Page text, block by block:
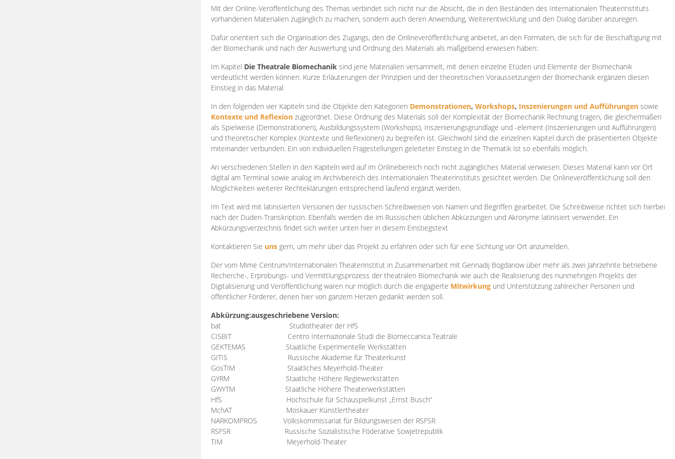
Mit der Online-Veröffentlichung des Themas verbindet sich nicht nur die Absicht, die in den Beständen des Internationalen Theaterinstituts
vorhandenen Materialien zugänglich zu machen, sondern auch deren Anwendung, Weiterentwicklung und den Dialog darüber anzuregen.
Dafür orientiert sich die Organisation des Zugangs, den die Onlineveröffentlichung anbietet, an den Formaten, die sich für die Beschäftigung mit
der Biomechanik und nach der Auswertung und Ordnung des Materials als maßgebend erwiesen haben:
Im Kapitel Die Theatrale Biomechanik sind jene Materialien versammelt, mit denen einzelne Etüden und Elemente der Biomechanik
verdeutlicht werden können. Kurze Erläuterungen der Prinzipien und der theoretischen Voraussetzungen der Biomechanik ergänzen diesen
Einstieg in das Material.
In den folgenden vier Kapiteln sind die Objekte den Kategorien Demonstrationen, Workshops, Inszenierungen und Aufführungen sowie
Kontexte und Reflexion zugeordnet. Diese Ordnung des Materials soll der Komplexität der Biomechanik Rechnung tragen, die gleichermaßen
als Spielweise (Demonstrationen), Ausbildungssystem (Workshops), Inszenierungsgrundlage und -element (Inszenierungen und Aufführungen)
und theoretischer Komplex (Kontexte und Reflexionen) zu begreifen ist. Gleichwohl sind die einzelnen Kapitel durch die präsentierten Objekte
miteinander verbunden. Ein von individuellen Fragestellungen geleiteter Einstieg in die Thematik ist so ebenfalls möglich.
An verschiedenen Stellen in den Kapiteln wird auf im Onlinebereich noch nicht zugängliches Material verwiesen. Dieses Material kann vor Ort
digital am Terminal sowie analog im Archivbereich des Internationalen Theaterinstituts gesichtet werden. Die Onlineveröffentlichung soll den
Möglichkeiten weiterer Rechteklärungen entsprechend laufend ergänzt werden.
Im Text wird mit latinisierten Versionen der russischen Schreibweisen von Namen und Begriffen gearbeitet. Die Schreibweise richtet sich hierbei
nach der Duden-Transkription. Ebenfalls werden die im Russischen üblichen Abkürzungen und Akronyme latinisiert verwendet. Ein
Abkürzungsverzeichnis findet sich weiter unten hier in diesem Einstiegstext
Kontaktieren Sie uns gern, um mehr über das Projekt zu erfahren oder sich für eine Sichtung vor Ort anzumelden.
Der vom Mime Centrum/Internationalen Theaterinstitut in Zusammenarbeit mit Gennadij Bogdanow über mehr als zwei Jahrzehnte betriebene
Recherche-, Erprobungs- und Vermittlungsprozess der theatralen Biomechanik wie auch die Realisierung des nunmehrigen Projekts der
Digitalisierung und Veröffentlichung waren nur möglich durch die engagierte Mitwirkung und Unterstützung zahlreicher Personen und
öffentlicher Förderer, denen hier von ganzem Herzen gedankt werden soll.
Abkürzung:ausgeschriebene Version:
bat
Studiotheater der HfS
CISBIT
Centro Internazionale Studi die Biomeccanica Teatrale
GEKTEMAS
Staatliche Experimentelle Werkstätten
GITIS
Russische Akademie für Theaterkunst
GosTIM
Staatliches Meyerhold-Theater
GYRM
Staatliche Höhere Regiewerkstätten
GWYTM
Staatliche Höhere Theaterwerkstätten
HfS
Hochschule für Schauspielkunst „Ernst Busch“
MchAT
Moskauer Künstlertheater
NARKOMPROS
Volkskommissariat für Bildungswesen der RSFSR
RSFSR
Russische Sozialistische Föderative Sowjetrepublik
TIM Meyerhold-Theater